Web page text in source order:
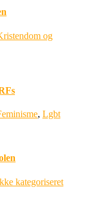
og
, Lgbt
kategoriseret